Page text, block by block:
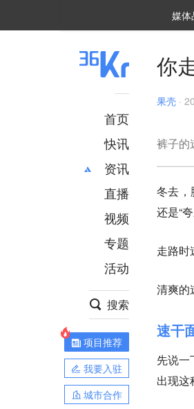
媒体
首页
快讯
资讯
推荐
财经
项目推荐
安徽
直播
视频
专题
活动
搜索
项目推荐
我要入驻
城市合作
你
果壳 ·
裤子的
冬去，
还是“
走路时
清爽的
速干
先说一
出现这